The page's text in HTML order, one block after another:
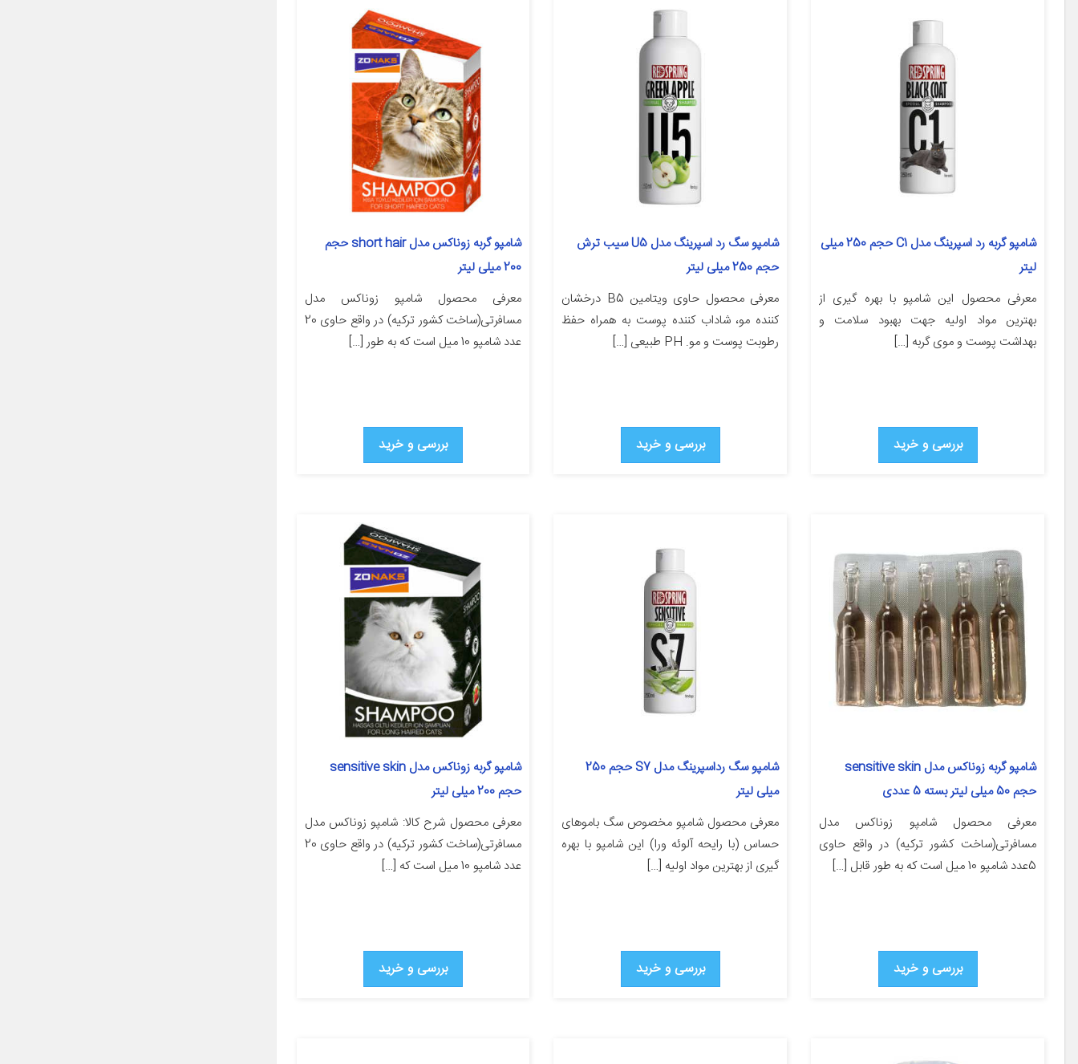
شامپو گربه رد اسپرینگ مدل C1 حجم 250 میلی
لیتر
معرفی محصول این شامپو با بهره گیری از
بهترین مواد اولیه جهت بهبود سلامت و
بهداشت پوست و موی گربه […]
بررسی و خرید
شامپو سگ رد اسپرینگ مدل U5 سیب ترش
حجم 250 میلی لیتر
معرفی محصول حاوی ویتامین B5 درخشان
کننده مو، شاداب کننده پوست به همراه حفظ
رطوبت پوست و مو. PH طبیعی […]
بررسی و خرید
شامپو گربه زوناکس مدل short hair حجم
200 میلی لیتر
معرفی محصول شامپو زوناکس مدل
مسافرتی(ساخت کشور ترکیه) در واقع حاوی 20
عدد شامپو 10 میل است که به طور […]
بررسی و خرید
شامپو گربه زوناکس مدل sensitive skin
حجم 50 میلی لیتر بسته 5 عددی
معرفی محصول شامپو زوناکس مدل
مسافرتی(ساخت کشور ترکیه) در واقع حاوی
5عدد شامپو 10 میل است که به طور قابل […]
بررسی و خرید
شامپو سگ رداسپرینگ مدل S7 حجم 250
میلی لیتر
معرفی محصول شامپو مخصوص سگ باموهای
حساس (با رایحه آلوئه ورا) اين شامپو با بهره
گيرى از بهترين مواد اوليه […]
بررسی و خرید
شامپو گربه زوناکس مدل sensitive skin
حجم 200 میلی لیتر
معرفی محصول شرح کالا: شامپو زوناکس مدل
مسافرتی(ساخت کشور ترکیه) در واقع حاوی 20
عدد شامپو 10 میل است که […]
بررسی و خرید